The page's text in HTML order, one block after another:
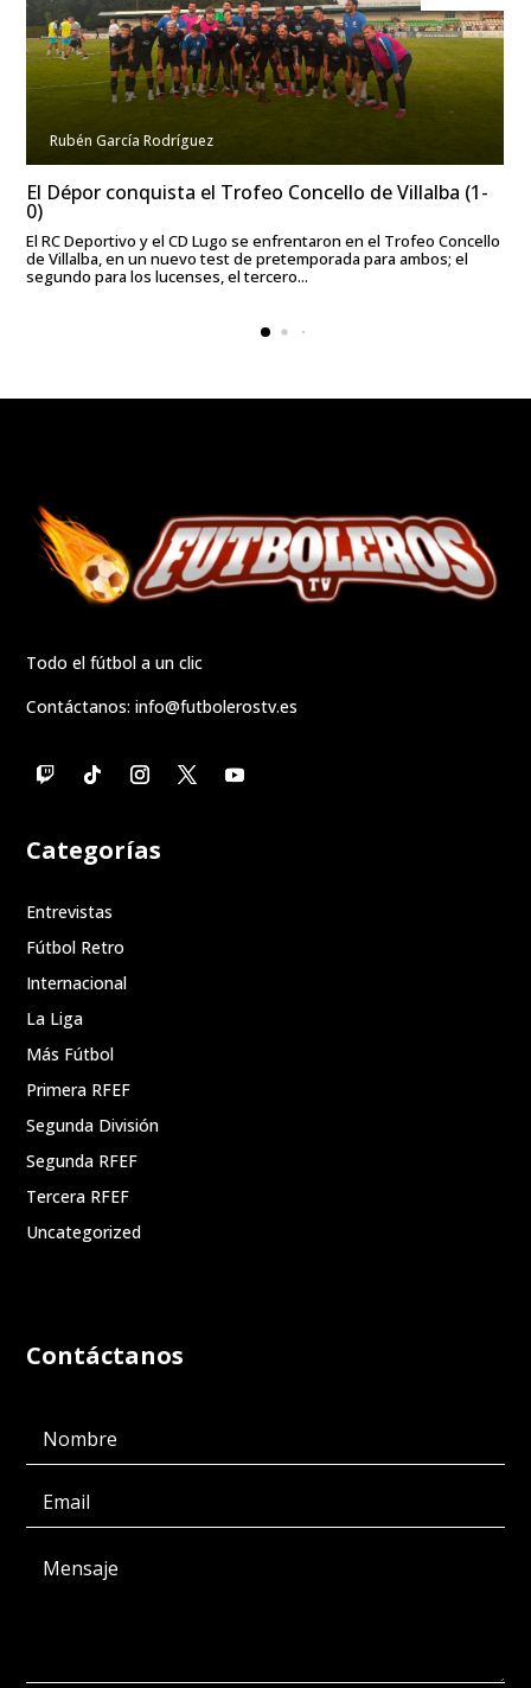
Rubén García Rodríguez
El Dépor conquista el Trofeo Concello de Villalba (1-
0)
El RC Deportivo y el CD Lugo se enfrentaron en el Trofeo Concello
de Villalba, en un nuevo test de pretemporada para ambos; el
segundo para los lucenses, el tercero...
Todo el fútbol a un clic
Contáctanos:info@futbolerostv.es
Categorías
Entrevistas
Fútbol Retro
Internacional
La Liga
Más Fútbol
Primera RFEF
Segunda División
Segunda RFEF
Tercera RFEF
Uncategorized
Contáctanos